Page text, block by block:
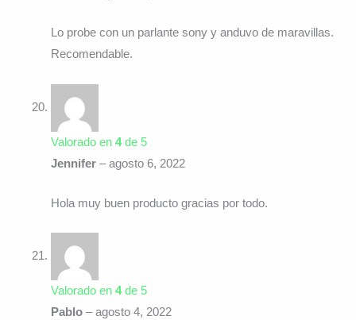
Lo probe con un parlante sony y anduvo de maravillas.
Recomendable.
Valorado en 4de 5
Jennifer – agosto 6, 2022
Hola muy buen producto gracias por todo.
Valorado en 4de 5
Pablo – agosto 4, 2022